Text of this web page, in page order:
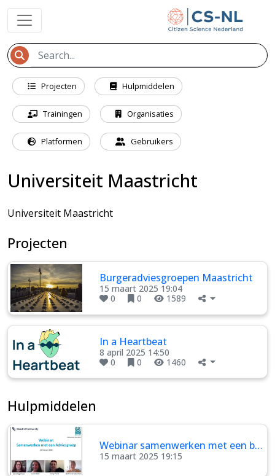
Projecten Hulpmiddelen
Trainingen Organisaties
Platformen Gebruikers
Universiteit Maastricht
Universiteit Maastricht
Projecten
Burgeradviesgroepen Maastricht
15 maart 2025 19:04
0
0 1589
In a Heartbeat
8 april 2025 14:50
0
0 1460
Hulpmiddelen
Webinar samenwerken met een b…
15 maart 2025 19:15